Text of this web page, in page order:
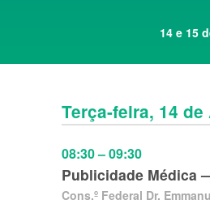
14 e 15
Terça-feira, 14
08:30 – 09:30
Publicidade Médica
Cons.º Federal Dr.